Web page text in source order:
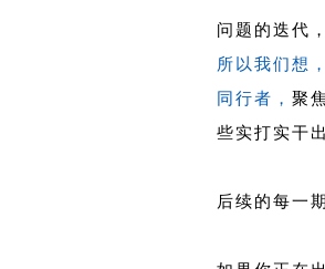
问题的迭代
所以我们想
同行者， 聚
些实打实干
后续的每一